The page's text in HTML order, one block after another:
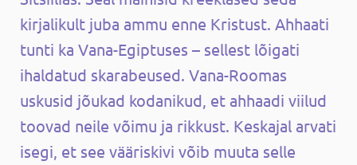
kirjalikult juba ammu enne Kristust. Ahhaati
tunti ka Vana-Egiptuses – sellest lõigati
ihaldatud skarabeused. Vana-Roomas
uskusid jõukad kodanikud, et ahhaadi viilud
toovad neile võimu ja rikkust. Keskajal arvati
isegi, et see vääriskivi võib muuta selle